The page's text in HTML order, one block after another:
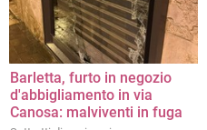
Barletta, furto in negozio
d'abbigliamento in via
Canosa: malviventi in fuga